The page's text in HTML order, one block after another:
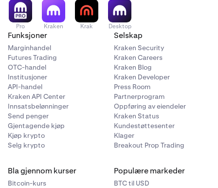
Pro Kraken Krak Desktop
Funksjoner
Marginhandel
Futures Trading
OTC-handel
Institusjoner
API-handel
Kraken API Center
Innsatsbelønninger
Send penger
Gjentagende kjøp
Kjøp krypto
Selg krypto
Selskap
Kraken Security
Kraken Careers
Kraken Blog
Kraken Developer
Press Room
Partnerprogram
Oppføring av eiendeler
Kraken Status
Kundestøttesenter
Klager
Breakout Prop Trading
Bla gjennom kurser
Bitcoin-kurs
Populære markeder
BTC til USD